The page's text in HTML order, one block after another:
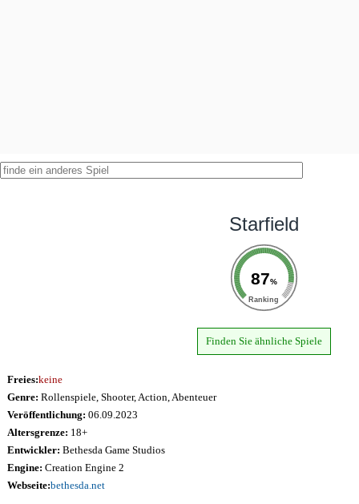
Starfield
87%
Ranking
Finden Sie ähnliche Spiele
Freies:keine
Genre: Rollenspiele, Shooter, Action, Abenteuer
Veröffentlichung: 06.09.2023
Altersgrenze: 18+
Entwickler: Bethesda Game Studios
Engine: Creation Engine 2
Webseite:bethesda.net